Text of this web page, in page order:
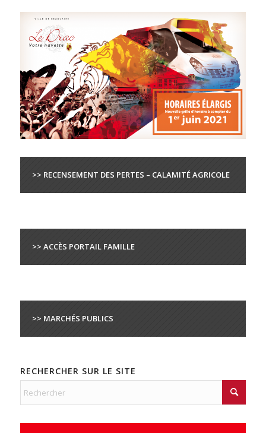
>> RECENSEMENT DES PERTES – CALAMITÉ AGRICOLE
>> ACCÈS PORTAIL FAMILLE
>> MARCHÉS PUBLICS
RECHERCHER SUR LE SITE